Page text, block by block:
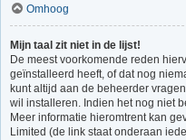
Omhoog
Mijn taal zit niet in de lijst!
De meest voorkomende reden
geïnstalleerd heeft, of dat nog
kunt altijd aan de beheerder
wil installeren. Indien het nog niet
Meer informatie hieromtrent kan
Limited (de link staat onderaan